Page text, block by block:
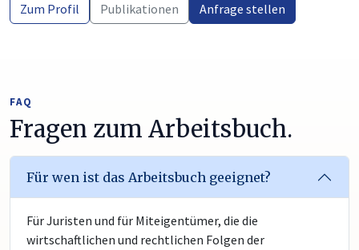
Zum Profil Publikationen Anfrage stellen
FAQ
Fragen zum Arbeitsbuch.
Für wen ist das Arbeitsbuch geeignet?
Für Juristen und für Miteigentümer, die die
wirtschaftlichen und rechtlichen Folgen der